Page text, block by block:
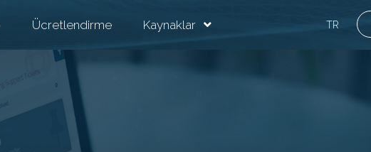
TR
Ücretlendirme Kaynaklar